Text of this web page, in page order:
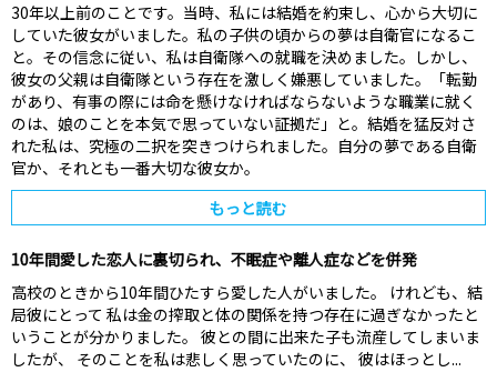
30年以上前のことです。‍当時、私には結婚を約束し、心から大切に
していた彼女がいました。‍私の子供の頃からの夢は自衛官になるこ
と。‍その信念に従い、私は自衛隊への就職を決めました。‍しかし、
彼女の父親は自衛隊という存在を激しく嫌悪していました。‍「転勤
があり、有事の際には命を懸けなければならないような職業に就く
のは、娘のことを本気で思っていない証拠だ」と。‍結婚を猛反対さ
れた私は、究極の二択を突きつけられました。‍自分の夢である自衛
官か、それとも一番大切な彼女か。‍
もっと読む
10年間愛した恋人に裏切られ、不眠症や離人症などを併発
高校のときから10年間ひたすら愛した人がいました。 けれども、結
局彼にとって 私は金の搾取と体の関係を持つ存在に過ぎなかったと
いうことが分かりました。 彼との間に出来た子も流産してしまいま
したが、 そのことを私は悲しく思っていたのに、 彼はほっとし...